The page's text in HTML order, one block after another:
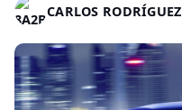
CARLOS RODRÍGUEZ